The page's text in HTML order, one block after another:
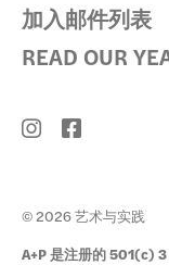
加入邮件列表
READ OUR
© 2026 艺术与实践
A+P 是注册的 501(c) 3